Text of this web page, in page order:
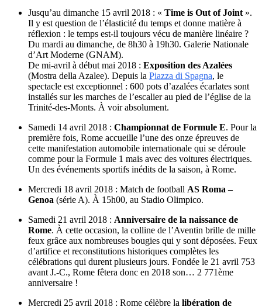
Jusqu’au dimanche 15 avril 2018 : « Time is Out of Joint ».
Il y est question de l’élasticité du temps et donne matière à
réflexion : le temps est-il toujours vécu de manière linéaire ?
Du mardi au dimanche, de 8h30 à 19h30. Galerie Nationale
d’Art Moderne (GNAM).
De mi-avril à début mai 2018 : Exposition des Azalées
(Mostra della Azalee). Depuis la Piazza di Spagna, le
spectacle est exceptionnel : 600 pots d’azalées écarlates sont
installés sur les marches de l’escalier au pied de l’église de la
Trinité-des-Monts. À voir absolument.
Samedi 14 avril 2018 : Championnat de Formule E. Pour la
première fois, Rome accueille l’une des onze épreuves de
cette manifestation automobile internationale qui se déroule
comme pour la Formule 1 mais avec des voitures électriques.
Un des événements sportifs inédits de la saison, à Rome.
Mercredi 18 avril 2018 : Match de football AS Roma –
Genoa (série A). À 15h00, au Stadio Olimpico.
Samedi 21 avril 2018 : Anniversaire de la naissance de
Rome. À cette occasion, la colline de l’Aventin brille de mille
feux grâce aux nombreuses bougies qui y sont déposées. Feux
d’artifice et reconstitutions historiques complètes les
célébrations qui durent plusieurs jours. Fondée le 21 avril 753
avant J.-C., Rome fêtera donc en 2018 son… 2 771ème
anniversaire !
Mercredi 25 avril 2018 : Rome célèbre la libération de